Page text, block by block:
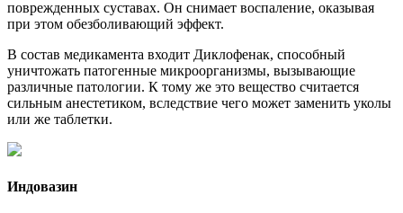
поврежденных суставах. Он снимает воспаление, оказывая
при этом обезболивающий эффект.
В состав медикамента входит Диклофенак, способный
уничтожать патогенные микроорганизмы, вызывающие
различные патологии. К тому же это вещество считается
сильным анестетиком, вследствие чего может заменить уколы
или же таблетки.
Индовазин